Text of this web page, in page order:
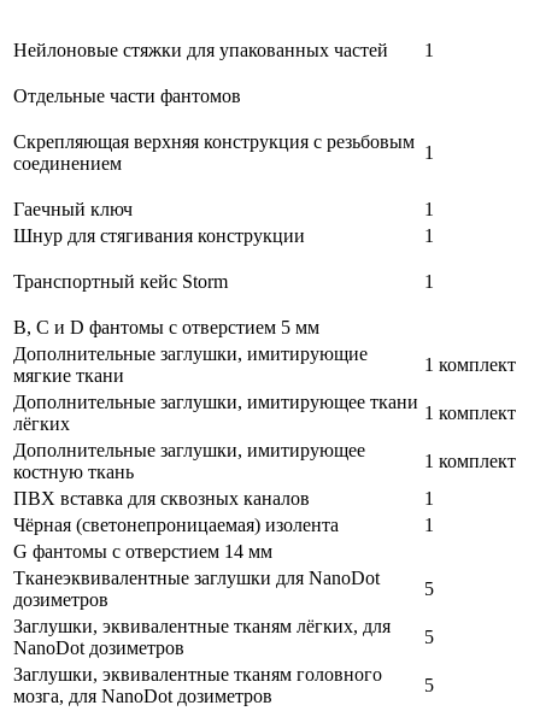
Нейлоновые стяжки для упакованных частей 1
Отдельные части фантомов
Скрепляющая верхняя конструкция с резьбовым
соединением
1
Гаечный ключ
1
Шнур для стягивания конструкции
1
Транспортный кейс Storm 1
В, С и D фантомы с отверстием 5 мм
Дополнительные заглушки, имитирующие
мягкие ткани
1 комплект
Дополнительные заглушки, имитирующее ткани
лёгких
1 комплект
Дополнительные заглушки, имитирующее
костную ткань
1 комплект
ПВХ вставка для сквозных каналов
1
Чёрная (светонепроницаемая) изолента
1
G фантомы с отверстием 14 мм
Тканеэквивалентные заглушки для NanoDot
дозиметров
5
Заглушки, эквивалентные тканям лёгких, для
NanoDot дозиметров
5
Заглушки, эквивалентные тканям головного
мозга, для NanoDot дозиметров
5